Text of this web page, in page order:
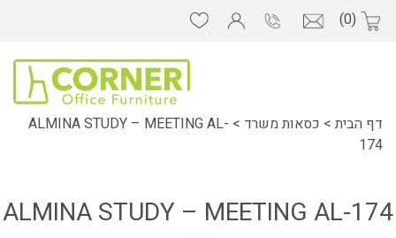
(0)
דף הבית > כסאות משרד >
ALMINA STUDY – MEETING AL-
174
ALMINA STUDY – MEETING AL-174